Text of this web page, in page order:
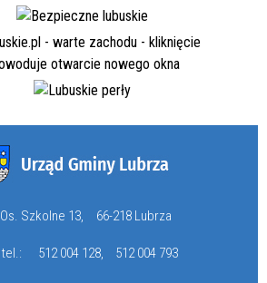
Os. Szkolne 13, 66-218 Lubrza
tel.: 512 004 128, 512 004 793